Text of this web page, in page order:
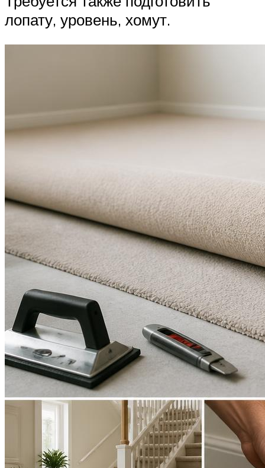
лопату, уровень, хомут.